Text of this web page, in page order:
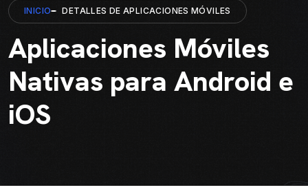
INICIO DETALLES DE APLICACIONES MÓVILES
Aplicaciones Móviles
Nativas para Android e
iOS